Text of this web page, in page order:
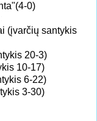
0)
(įvarčių santykis
20-3)
10-17)
6-22)
3-30)